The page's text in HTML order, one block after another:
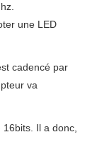
une LED
cadencé par
va
Il a donc,